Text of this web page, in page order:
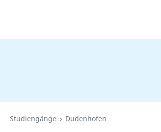
Studiengänge Dudenhofen